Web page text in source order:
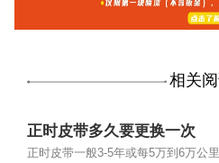
相关
正时皮带多久要更换一次
正时皮带一般3-5年或每5万到6万公